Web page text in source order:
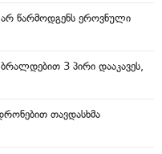
არ წარმოდგენს ეროვნული
3 პირი დააკავეს,
თავდასხმა